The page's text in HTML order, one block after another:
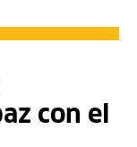
con el